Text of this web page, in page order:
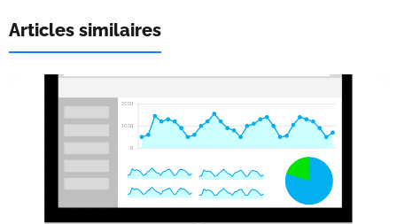
Articles similaires